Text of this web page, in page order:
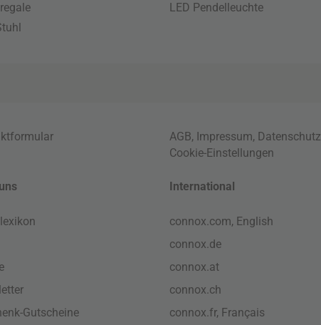
LED Pendelleuchte
AGB, Impressum, Datenschutz
Cookie-Einstellungen
Gutscheine
International
connox.com, English
connox.de
connox.at
connox.ch
connox.fr, Français